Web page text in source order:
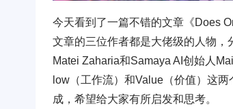
今天看到了一篇不错的文章《Does
文章的三位作者都是大佬级的人物
Matei Zaharia和Samaya AI创始人
low（工作流）和Value（价值）这
成，希望给大家有所启发和思考。